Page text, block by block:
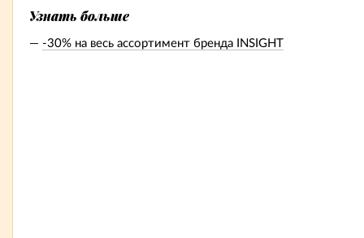
Узнать больше
-30% на весь ассортимент бренда INSIGHT